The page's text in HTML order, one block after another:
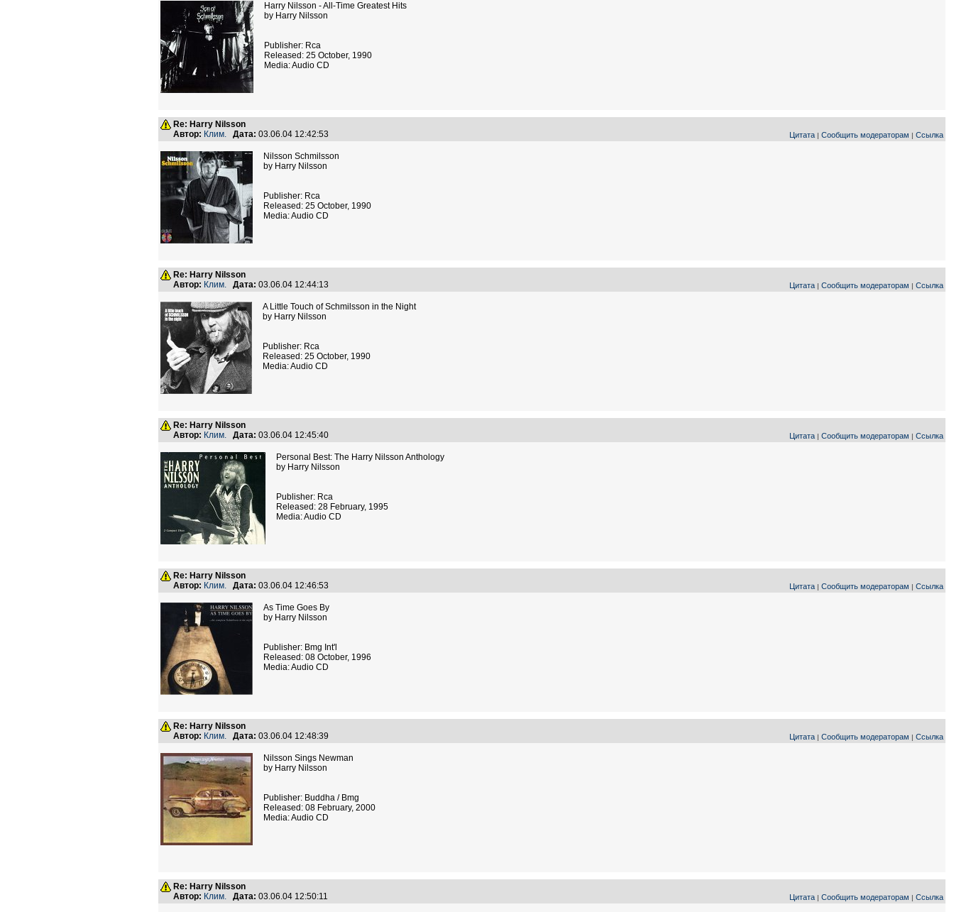
Harry Nilsson - All-Time Greatest Hits
by Harry Nilsson
Publisher: Rca
Released: 25 October, 1990
Media: Audio CD
Re: Harry Nilsson
Автор: Клим. Дата: 03.06.04 12:42:53 Цитата | Сообщить модераторам | Ссылка
Nilsson Schmilsson
by Harry Nilsson
Publisher: Rca
Released: 25 October, 1990
Media: Audio CD
Re: Harry Nilsson
Автор: Клим. Дата: 03.06.04 12:44:13 Цитата | Сообщить модераторам | Ссылка
A Little Touch of Schmilsson in the Night
by Harry Nilsson
Publisher: Rca
Released: 25 October, 1990
Media: Audio CD
Re: Harry Nilsson
Автор: Клим. Дата: 03.06.04 12:45:40 Цитата | Сообщить модераторам | Ссылка
Personal Best: The Harry Nilsson Anthology
by Harry Nilsson
Publisher: Rca
Released: 28 February, 1995
Media: Audio CD
Re: Harry Nilsson
Автор: Клим. Дата: 03.06.04 12:46:53 Цитата | Сообщить модераторам | Ссылка
As Time Goes By
by Harry Nilsson
Publisher: Bmg Int'l
Released: 08 October, 1996
Media: Audio CD
Re: Harry Nilsson
Автор: Клим. Дата: 03.06.04 12:48:39 Цитата | Сообщить модераторам | Ссылка
Nilsson Sings Newman
by Harry Nilsson
Publisher: Buddha / Bmg
Released: 08 February, 2000
Media: Audio CD
Re: Harry Nilsson
Автор: Клим. Дата: 03.06.04 12:50:11 Цитата | Сообщить модераторам | Ссылка